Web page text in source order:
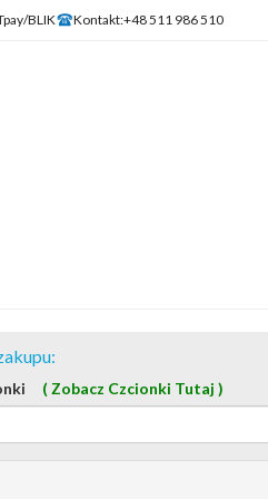
BLIK Kontakt:+48 511 986 510
( Zobacz Czcionki Tutaj )